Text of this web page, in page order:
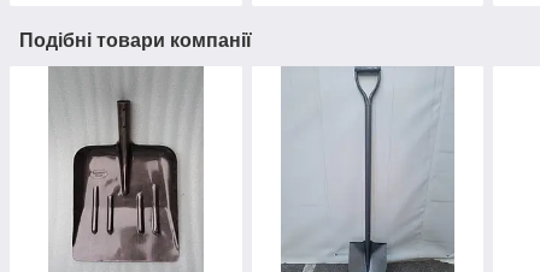
Подібні товари компанії